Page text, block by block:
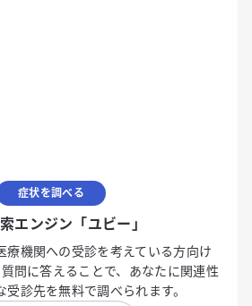
症状を調べる
エンジン「ユビー」
療機関への受診を考えている方向け
問に答えることで、あなたに関連性
診先を無料で調べられます。